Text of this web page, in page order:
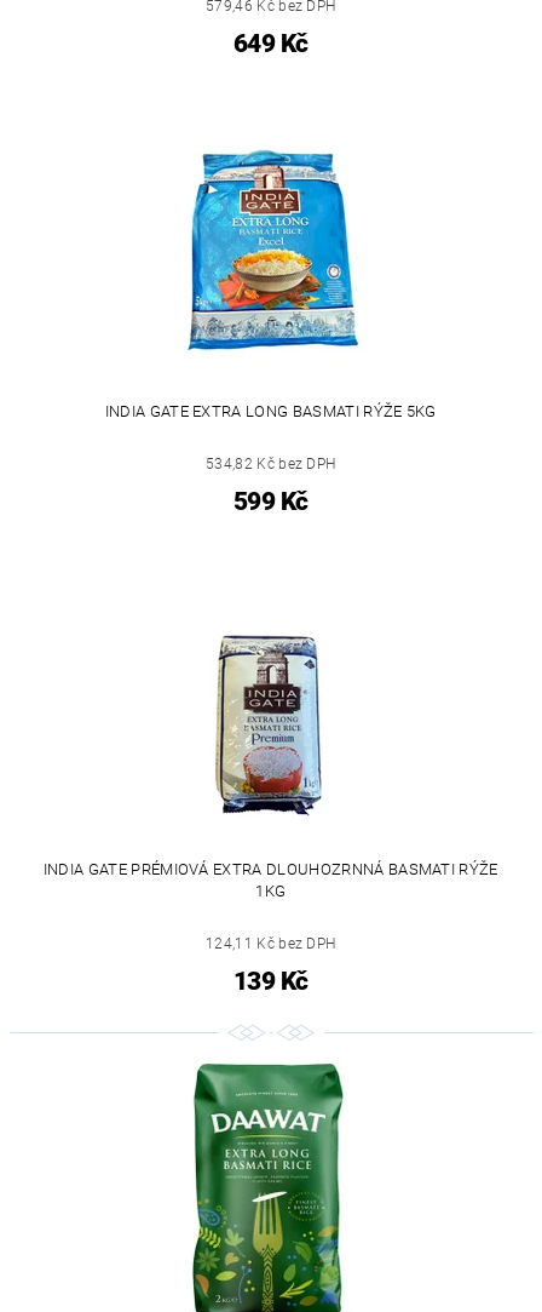
579,46 Kč bez DPH
649 Kč
INDIA GATE EXTRA LONG BASMATI RÝŽE 5KG
534,82 Kč bez DPH
599 Kč
INDIA GATE PRÉMIOVÁ EXTRA DLOUHOZRNNÁ BASMATI RÝŽE
1KG
124,11 Kč bez DPH
139 Kč